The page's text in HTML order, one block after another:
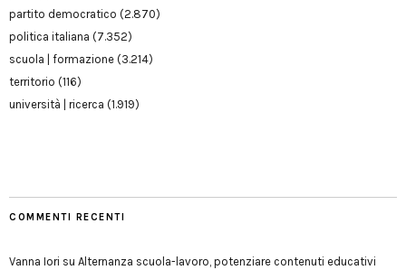
partito democratico (2.870)
politica italiana (7.352)
scuola | formazione (3.214)
territorio (116)
università | ricerca (1.919)
COMMENTI RECENTI
Vanna Iori su Alternanza scuola-lavoro, potenziare contenuti educativi